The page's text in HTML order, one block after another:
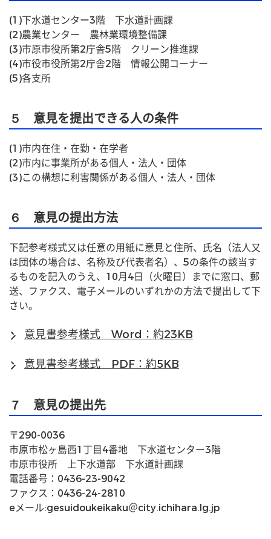
(1)下水道センター3階　下水道計画課
(2)農業センター　農林業環境整備課
(3)市原市役所第2庁舎5階　クリーン推進課
(4)市役市役所第2庁舎2階　情報公開コーナー
(5)各支所
５ 意見を提出できる人の条件
(1)市内在住・在勤・在学者
(2)市内に事業所がある個人・法人・団体
(3)この構想に利害関係がある個人・法人・団体
６ 意見の提出方法
下記参考様式又は任意の用紙に意見と住所、氏名（法人又
は団体の場合は、名称及び代表者名）、5の条件の該当す
るものを記入のうえ、10月4日（火曜日）までに窓口、郵
送、ファクス、電子メールのいずれかの方法で提出して下
さい。
意見書参考様式 Word：約23KB
意見書参考様式 PDF：約5KB
７ 意見の提出先
〒290-0036
市原市松ヶ島西1丁目4番地　下水道センター3階
市原市役所　上下水道部　下水道計画課
電話番号：0436-23-9042
ファクス：0436-24-2810
eメール:gesuidoukeikaku＠city.ichihara.lg.jp